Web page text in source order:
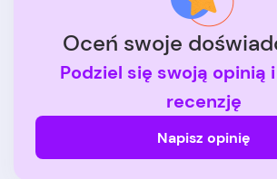
Oceń swoje
Podziel się swoją opinią
recenzję
Napisz opinię